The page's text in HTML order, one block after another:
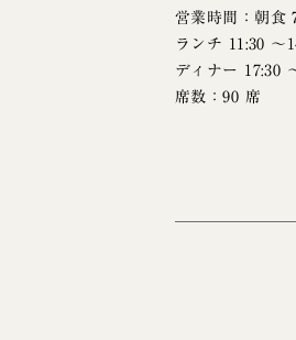
営業時間：朝食
ランチ 11:30 〜
ディナー 17:30
席数：90 席